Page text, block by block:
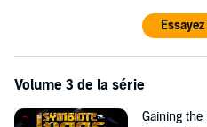
Volume 3 de la série
Gaining the